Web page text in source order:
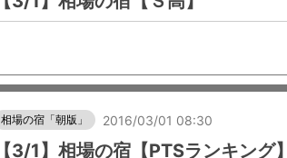
相場の宿「朝版」 2016/03/01 08:30
【3/1】相場の宿【PTSランキング】